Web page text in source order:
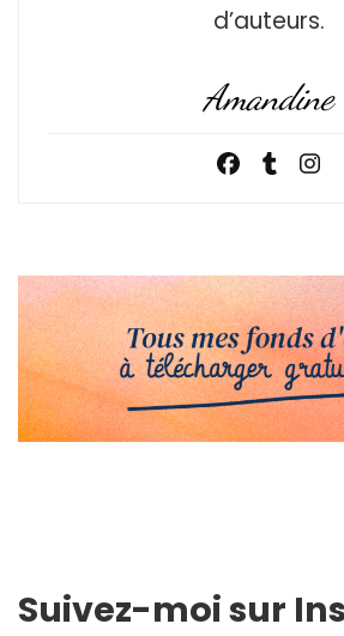
d’auteurs.
Amandine
Suivez-moi sur